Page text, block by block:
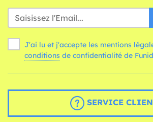
J'ai lu et j'accepte les mentions
conditions de confidentialité de
SERVICE